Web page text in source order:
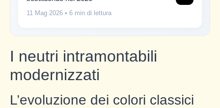
11 Mag 2026 • 6 min di lettura
I neutri intramontabili
modernizzati
L’evoluzione dei colori classici